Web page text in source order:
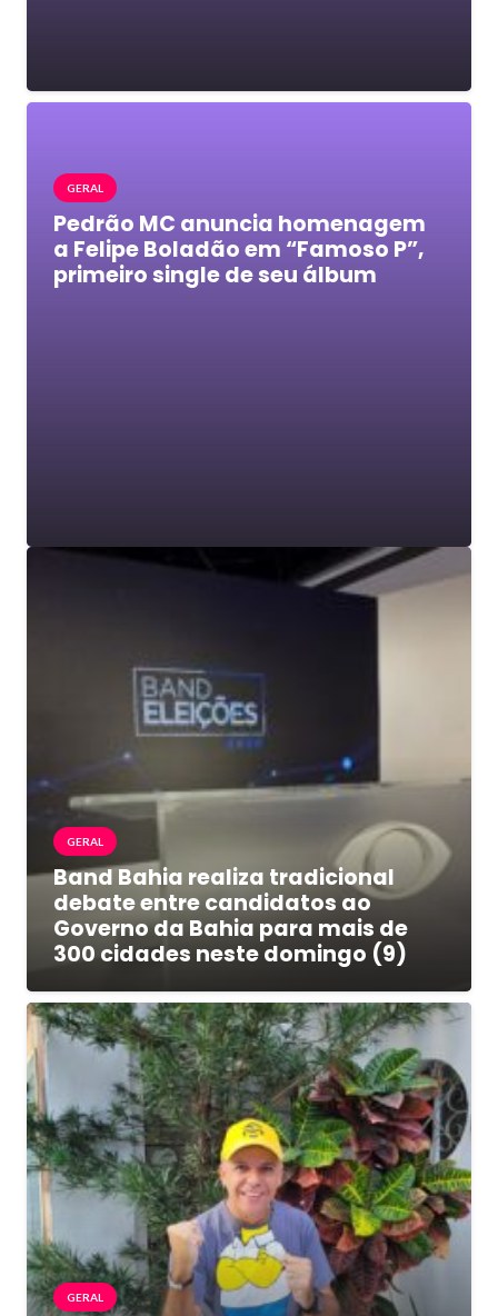
GERAL
Pedrão MC anuncia homenagem
a Felipe Boladão em “Famoso P”,
primeiro single de seu álbum
GERAL
Band Bahia realiza tradicional
debate entre candidatos ao
Governo da Bahia para mais de
300 cidades neste domingo (9)
GERAL